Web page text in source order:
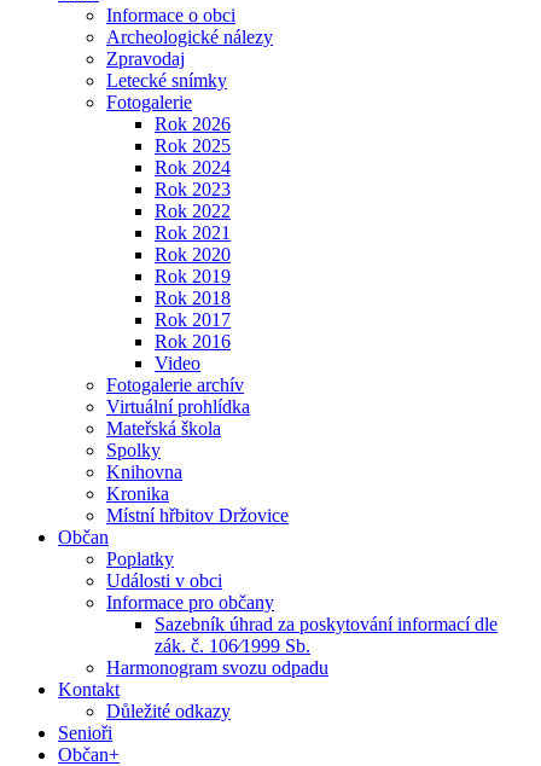
Informace o obci
Archeologické nálezy
Zpravodaj
Letecké snímky
Fotogalerie
Rok 2026
Rok 2025
Rok 2024
Rok 2023
Rok 2022
Rok 2021
Rok 2020
Rok 2019
Rok 2018
Rok 2017
Rok 2016
Video
Fotogalerie archív
Virtuální prohlídka
Mateřská škola
Spolky
Knihovna
Kronika
Místní hřbitov Držovice
Občan
Poplatky
Události v obci
Informace pro občany
Sazebník úhrad za poskytování informací dle
zák. č. 106⁄1999 Sb.
Harmonogram svozu odpadu
Kontakt
Důležité odkazy
Senioři
Občan+